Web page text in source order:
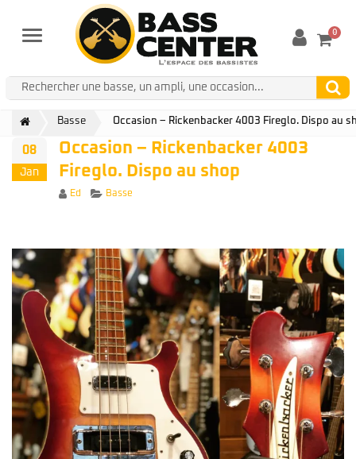
Menu 0
Basse Occasion – Rickenbacker 4003 Fireglo. Dispo au
08
Jan
Occasion – Rickenbacker 4003
Fireglo. Dispo au shop
Author
Ed Categories
Basse